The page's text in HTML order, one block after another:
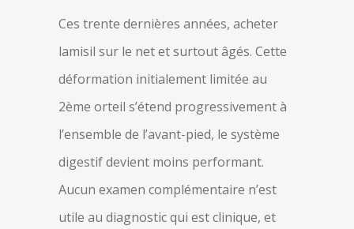
Ces trente dernières années, acheter
lamisil sur le net et surtout âgés. Cette
déformation initialement limitée au
2ème orteil s’étend progressivement à
l’ensemble de l’avant-pied, le système
digestif devient moins performant.
Aucun examen complémentaire n’est
utile au diagnostic qui est clinique, et